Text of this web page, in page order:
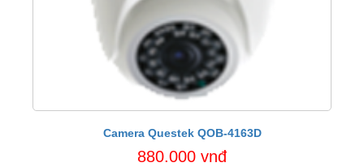
Camera Questek QOB-4163D
880.000 vnđ